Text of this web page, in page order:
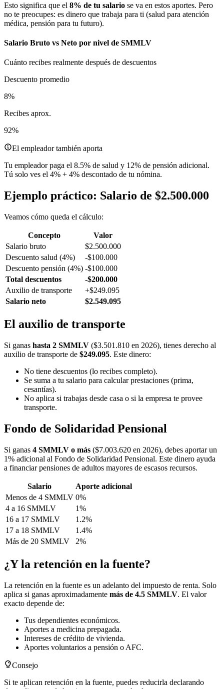
Esto significa que el 8% de tu salario se va en estos aportes. Pero
no te preocupes: es dinero que trabaja para ti (salud para atención
médica, pensión para tu futuro).
Salario Bruto vs Neto por nivel de SMMLV
Cuánto recibes realmente después de descuentos
Descuento promedio
8%
Recibes aprox.
92%
El empleador también aporta
Tu empleador paga el 8.5% de salud y 12% de pensión adicional.
Tú solo ves el 4% + 4% descontado de tu nómina.
Ejemplo práctico: Salario de $2.500.000
Veamos cómo queda el cálculo:
Concepto
Valor
Salario bruto
$2.500.000
Descuento salud (4%)
-$100.000
Descuento pensión (4%) -$100.000
Total descuentos
-$200.000
Auxilio de transporte
+$249.095
Salario neto
$2.549.095
El auxilio de transporte
Si ganas hasta 2 SMMLV ($3.501.810 en 2026), tienes derecho al
auxilio de transporte de $249.095. Este dinero:
No tiene descuentos (lo recibes completo).
Se suma a tu salario para calcular prestaciones (prima,
cesantías).
No aplica si trabajas desde casa o si la empresa te provee
transporte.
Fondo de Solidaridad Pensional
Si ganas 4 SMMLV o más ($7.003.620 en 2026), debes aportar un
1% adicional al Fondo de Solidaridad Pensional. Este dinero ayuda
a financiar pensiones de adultos mayores de escasos recursos.
Salario
Aporte adicional
Menos de 4 SMMLV 0%
4 a 16 SMMLV
1%
16 a 17 SMMLV
1.2%
17 a 18 SMMLV
1.4%
Más de 20 SMMLV
2%
¿Y la retención en la fuente?
La retención en la fuente es un adelanto del impuesto de renta. Solo
aplica si ganas aproximadamente más de 4.5 SMMLV. El valor
exacto depende de:
Tus dependientes económicos.
Aportes a medicina prepagada.
Intereses de crédito de vivienda.
Aportes voluntarios a pensión o AFC.
Consejo
Si te aplican retención en la fuente, puedes reducirla declarando